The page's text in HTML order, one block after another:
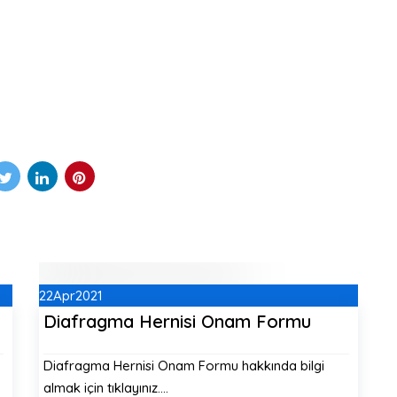
22Apr2021
Diafragma Hernisi Onam Formu
Diafragma Hernisi Onam Formu hakkında bilgi
almak için tıklayınız.…